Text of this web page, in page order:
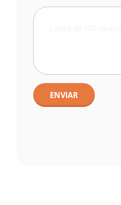
ENVIAR